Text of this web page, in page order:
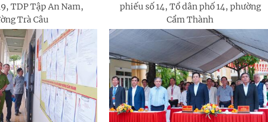
TDP Tập An Nam,
Trà Câu
phiếu số 14, Tổ dân phố 14, phường
Cẩm Thành